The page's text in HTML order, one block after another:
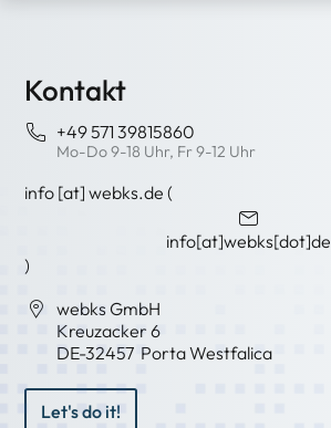
Kontakt
+49 571 39815860
Mo-Do 9-18 Uhr, Fr 9-12 Uhr
info [at]webks.de (
info[at]webks[dot]de
)
webks GmbH
Kreuzacker 6
DE-32457 Porta Westfalica
Let's do it!